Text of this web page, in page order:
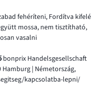
fehéríteni, Fordítva kifelé
mossa, nem tisztítható,
vasalni
bonprix Handelsgesellschaft
Hamburg | Németország,
kapcsolatba-lepni/